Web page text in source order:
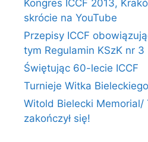
Kongres ICCF 2013,
skrócie na YouTube
Przepisy ICCF
tym Regulamin KSzK nr 3
Świętując 60-lecie ICCF
Turnieje Witka Bieleckiego
Witold Bielecki Memorial/
zakończył się!